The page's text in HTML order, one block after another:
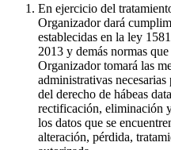
En ejercicio del
Organizador dará
establecidas en la ley
2013 y demás normas
Organizador tomará las
administrativas
del derecho de hábeas
rectificación, eliminación
los datos que se
alteración, pérdida,